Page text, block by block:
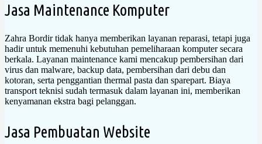
Jasa Maintenance Komputer
Zahra Bordir tidak hanya memberikan layanan reparasi, tetapi juga
hadir untuk memenuhi kebutuhan pemeliharaan komputer secara
berkala. Layanan maintenance kami mencakup pembersihan dari
virus dan malware, backup data, pembersihan dari debu dan
kotoran, serta penggantian thermal pasta dan sparepart. Biaya
transport teknisi sudah termasuk dalam layanan ini, memberikan
kenyamanan ekstra bagi pelanggan.
Jasa Pembuatan Website